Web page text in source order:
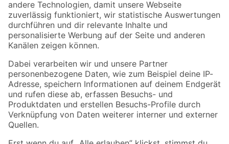
Zur Newsletter Anmeldung
Folge uns
Zahlungsarten Versandarten
Sicher einkaufen